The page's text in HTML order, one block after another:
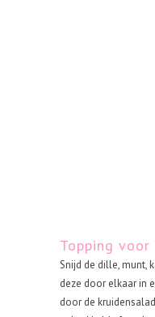
Topping voor
Snijd de dille, munt,
deze door elkaar in
door de